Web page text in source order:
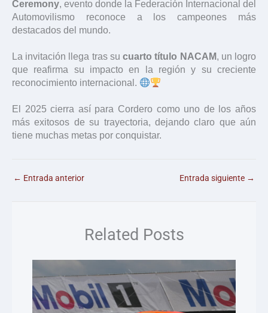
Ceremony, evento donde la Federación Internacional del
Automovilismo reconoce a los campeones más
destacados del mundo.
La invitación llega tras sucuarto título NACAM, un logro
que reafirma su impacto en la región y su creciente
reconocimiento internacional.
El 2025 cierra así para Cordero como uno de los años
más exitosos de su trayectoria, dejando claro que aún
tiene muchas metas por conquistar.
← Entrada anterior Entrada siguiente →
Related Posts